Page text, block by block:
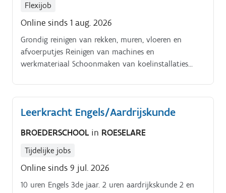
Flexijob
Online sinds 1 aug. 2026
Grondig reinigen van rekken, muren, vloeren en
afvoerputjes Reinigen van machines en
werkmateriaal Schoonmaken van koelinstallaties
veilige en hygiënische werkomgeving.
Leerkracht Engels/Aardrijskunde
BROEDERSCHOOL in ROESELARE
Tijdelijke jobs
Online sinds 9 jul. 2026
10 uren Engels 3de jaar. 2 uren aardrijkskunde 2 en